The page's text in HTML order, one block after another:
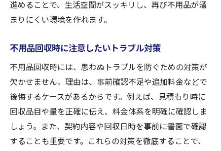
スタッフ対応で判断する不用品回収の安心
感
口コミから分かる信頼できる不用品回収
回収と買取を併用した効率的整理の秘訣
不用品回収と買取を使った効率整理術
不用品回収の流れを活かす片付け方法
買取査定と不用品回収のベストタイミング
不用品回収を活用したストレスフリー整理
進めることで、生活空間がスッキリし、再び不用品が溜
まりにくい環境を作れます。
不用品回収時に注意したいトラブル対策
不用品回収時には、思わぬトラブルを防ぐための対策が
欠かせません。理由は、事前確認不足や追加料金などで
後悔するケースがあるからです。例えば、見積もり時に
回収品目や量を正確に伝え、料金体系を明確に確認しま
しょう。また、契約内容や回収日時を事前に書面で確認
することも重要です。これらの対策を徹底することで、